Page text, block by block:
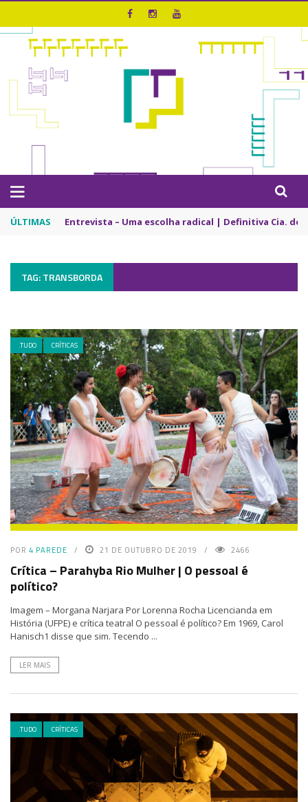
ÚLTIMAS Entrevista – Uma escolha radical | Definitiva Cia. de
TAG: TRANSBORDA
.TUDO CRÍTICAS
POR 4 PAREDE 21 DE OUTUBRO DE 2019 2466
Crítica – Parahyba Rio Mulher | O pessoal é
político?
Imagem – Morgana Narjara Por Lorenna Rocha Licencianda em
História (UFPE) e crítica teatral O pessoal é político? Em 1969, Carol
Hanisch1 disse que sim. Tecendo ...
LER MAIS
.TUDO CRÍTICAS